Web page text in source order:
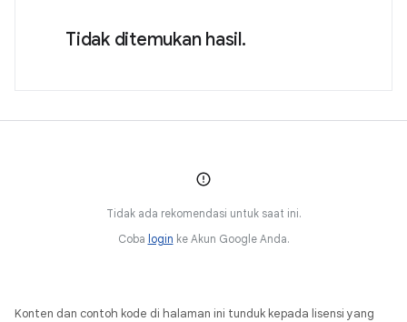
Tidak ditemukan hasil.
Tidak ada rekomendasi untuk saat ini.
Coba login ke Akun Google Anda.
Konten dan contoh kode di halaman ini tunduk kepada lisensi yang